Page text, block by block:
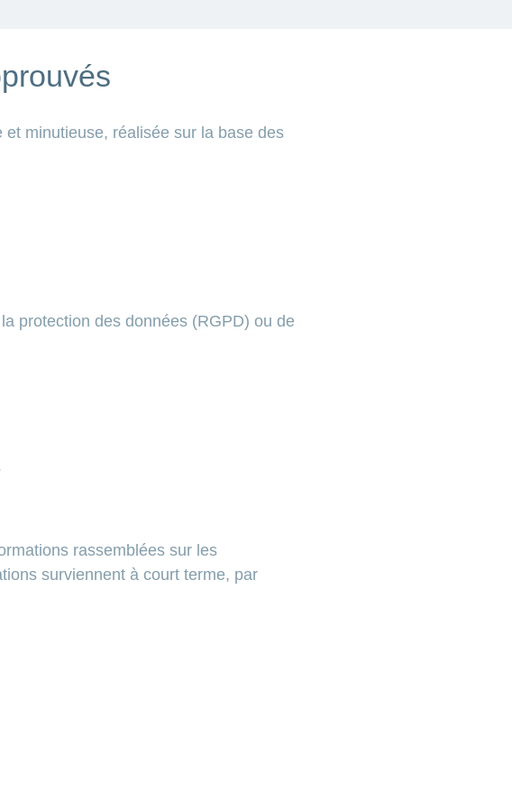
minutieuse, réalisée sur la base des
protection des données (RGPD) ou de
rassemblées sur les
surviennent à court terme, par